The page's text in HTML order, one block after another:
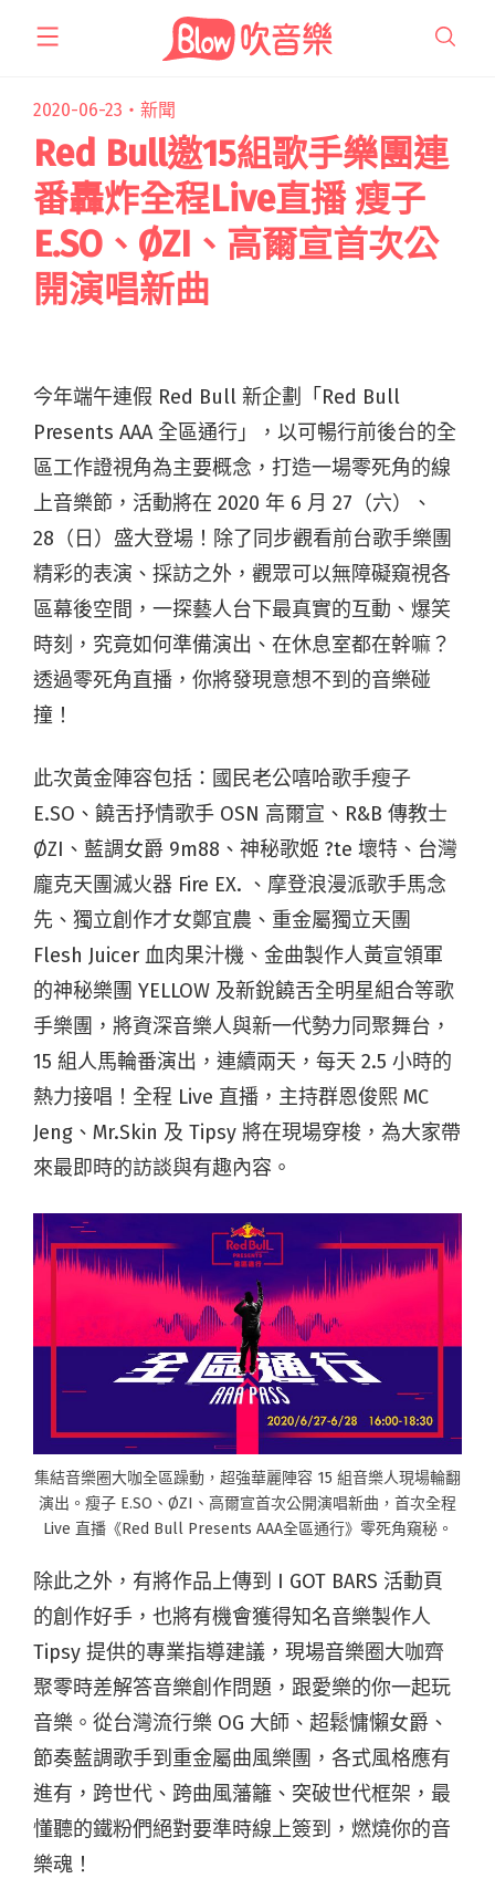
2020-06-23・ 新聞
Red Bull邀15組歌手樂團連
番轟炸全程Live直播 瘦子
E.SO、ØZI、高爾宣首次公
開演唱新曲
今年端午連假 Red Bull 新企劃「Red Bull
Presents AAA 全區通行」，以可暢行前後台的全
區工作證視角為主要概念，打造一場零死角的線
上音樂節，活動將在 2020 年 6 月 27（六）、
28（日）盛大登場！除了同步觀看前台歌手樂團
精彩的表演、採訪之外，觀眾可以無障礙窺視各
區幕後空間，一探藝人台下最真實的互動、爆笑
時刻，究竟如何準備演出、在休息室都在幹嘛？
透過零死角直播，你將發現意想不到的音樂碰
撞！
此次黃金陣容包括：國民老公嘻哈歌手瘦子
E.SO、饒舌抒情歌手 OSN 高爾宣、R&B 傳教士
ØZI、藍調女爵 9m88、神秘歌姬 ?te 壞特、台灣
龐克天團滅火器 Fire EX. 、摩登浪漫派歌手馬念
先、獨立創作才女鄭宜農、重金屬獨立天團
Flesh Juicer 血肉果汁機、金曲製作人黃宣領軍
的神秘樂團 YELLOW 及新銳饒舌全明星組合等歌
手樂團，將資深音樂人與新一代勢力同聚舞台，
15 組人馬輪番演出，連續兩天，每天 2.5 小時的
熱力接唱！全程 Live 直播，主持群恩俊熙 MC
Jeng、Mr.Skin 及 Tipsy 將在現場穿梭，為大家帶
來最即時的訪談與有趣內容。
集結音樂圈大咖全區躁動，超強華麗陣容 15 組音樂人現場輪翻
演出。瘦子 E.SO、ØZI、高爾宣首次公開演唱新曲，首次全程
Live 直播《Red Bull Presents AAA全區通行》零死角窺秘。
除此之外，有將作品上傳到 I GOT BARS 活動頁
的創作好手，也將有機會獲得知名音樂製作人
Tipsy 提供的專業指導建議，現場音樂圈大咖齊
聚零時差解答音樂創作問題，跟愛樂的你一起玩
音樂。從台灣流行樂 OG 大師、超鬆慵懶女爵、
節奏藍調歌手到重金屬曲風樂團，各式風格應有
進有，跨世代、跨曲風藩籬、突破世代框架，最
懂聽的鐵粉們絕對要準時線上簽到，燃燒你的音
樂魂！